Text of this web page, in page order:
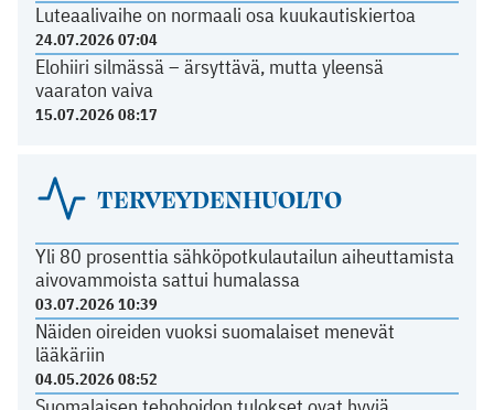
Luteaalivaihe on normaali osa kuukautiskiertoa
24.07.2026 07:04
Elohiiri silmässä – ärsyttävä, mutta yleensä
vaaraton vaiva
15.07.2026 08:17
TERVEYDENHUOLTO
Yli 80 prosenttia sähköpotkulautailun aiheuttamista
aivovammoista sattui humalassa
03.07.2026 10:39
Näiden oireiden vuoksi suomalaiset menevät
lääkäriin
04.05.2026 08:52